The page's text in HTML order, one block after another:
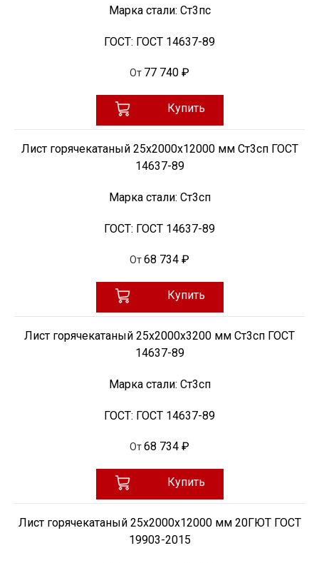
Марка стали: Ст3пс
ГОСТ: ГОСТ 14637-89
От 77 740 ₽
Купить
Лист горячекатаный 25х2000х12000 мм Ст3сп ГОСТ
14637-89
Марка стали: Ст3сп
ГОСТ: ГОСТ 14637-89
От68 734 ₽
Купить
Лист горячекатаный 25х2000х3200 мм Ст3сп ГОСТ
14637-89
Марка стали: Ст3сп
ГОСТ: ГОСТ 14637-89
От68 734 ₽
Купить
Лист горячекатаный 25х2000х12000 мм 20ГЮТ ГОСТ
19903-2015